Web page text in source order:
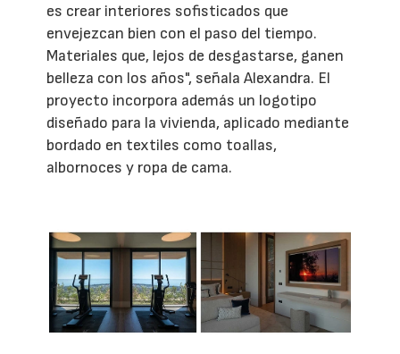
es crear interiores sofisticados que
envejezcan bien con el paso del tiempo.
Materiales que, lejos de desgastarse, ganen
belleza con los años", señala Alexandra. El
proyecto incorpora además un logotipo
diseñado para la vivienda, aplicado mediante
bordado en textiles como toallas,
albornoces y ropa de cama.